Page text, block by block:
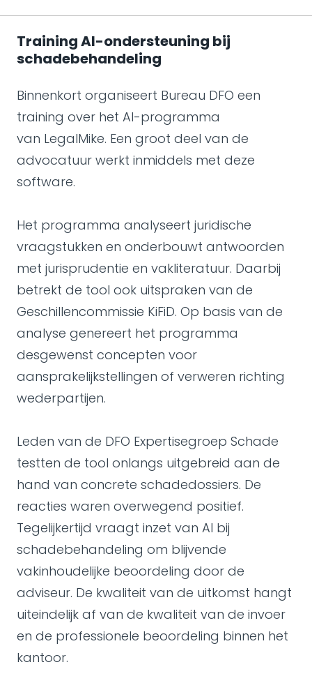
Training AI-ondersteuning bij
schadebehandeling
Binnenkort organiseert Bureau DFO een
training over het AI-programma
van LegalMike. Een groot deel van de
advocatuur werkt inmiddels met deze
software.
Het programma analyseert juridische
vraagstukken en onderbouwt antwoorden
met jurisprudentie en vakliteratuur. Daarbij
betrekt de tool ook uitspraken van de
Geschillencommissie KiFiD. Op basis van de
analyse genereert het programma
desgewenst concepten voor
aansprakelijkstellingen of verweren richting
wederpartijen.
Leden van de DFO Expertisegroep Schade
testten de tool onlangs uitgebreid aan de
hand van concrete schadedossiers. De
reacties waren overwegend positief.
Tegelijkertijd vraagt inzet van AI bij
schadebehandeling om blijvende
vakinhoudelijke beoordeling door de
adviseur. De kwaliteit van de uitkomst hangt
uiteindelijk af van de kwaliteit van de invoer
en de professionele beoordeling binnen het
kantoor.